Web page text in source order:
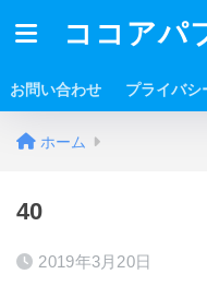
ココアパ
お問い合わせ プライバシ
ホーム
40
2019年3月20日